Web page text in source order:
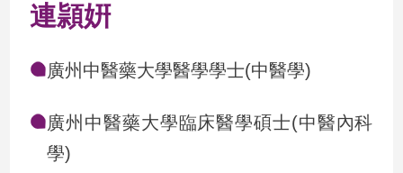
連頴姸
廣州中醫藥大學醫學學士(中醫學)
廣州中醫藥大學臨床醫學碩士(中醫內科
學)